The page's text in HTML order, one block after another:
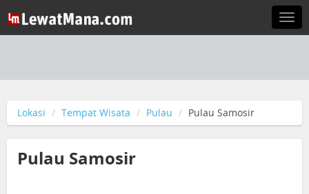
Lokasi Tempat Wisata Pulau Pulau Samosir
Pulau Samosir